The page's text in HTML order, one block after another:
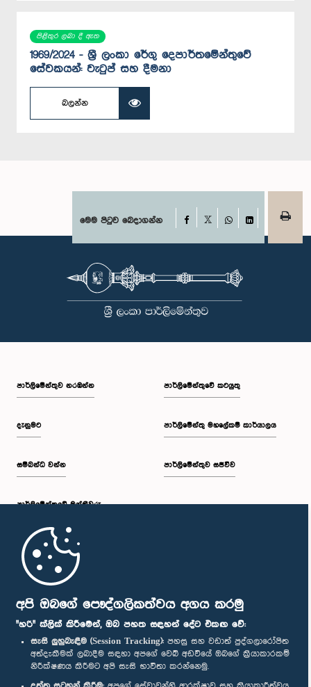
අපි ඔබගේ පෞද්ගලිකත්වය අගය කරමු
"හරි" ක්ලික් කිරීමෙන්, ඔබ පහත සඳහන් දේට එකඟ වේ:
සැසි ලුහුබැඳීම (Session Tracking): පහසු සහ වඩාත් පුද්ගලාරෝපිත
අත්දැකීමක් ලබාදීම සඳහා අපගේ වෙබ් අඩවියේ ඔබගේ ක්‍රියාකාරකම්
නිරීක්ෂණය කිරීමට අපි සැසි භාවිතා කරන්නෙමු.
පිළිතුර ලබා දී ඇත
1969/2024 - ශ්‍රී ලංකා රේගු දෙපාර්තමේන්තුවේ
සේවකයන්: වැටුප් සහ දීමනා
බලන්න
මෙම පිටුව බෙදාගන්න Facebook
WhatsAppLinkedIn
පාර්ලි‌මේන්තුව නරඹන්න
දැනුමට
සම්බන්ධ වන්න
පාර්ලි‌මේන්තුවේ මන්ත්‍රීවරු
මුල් පිටුව
පාර්ලිමේන්තුවේ කටයුතු
පාර්ලිමේන්තු මහලේකම් කාර්යාලය
පාර්ලිමේන්තුව සජීවීව
පාර්ලිමේන්තු ජංගම යෙදුම
අප හා සම්බන්ධ වී සිටින්න :